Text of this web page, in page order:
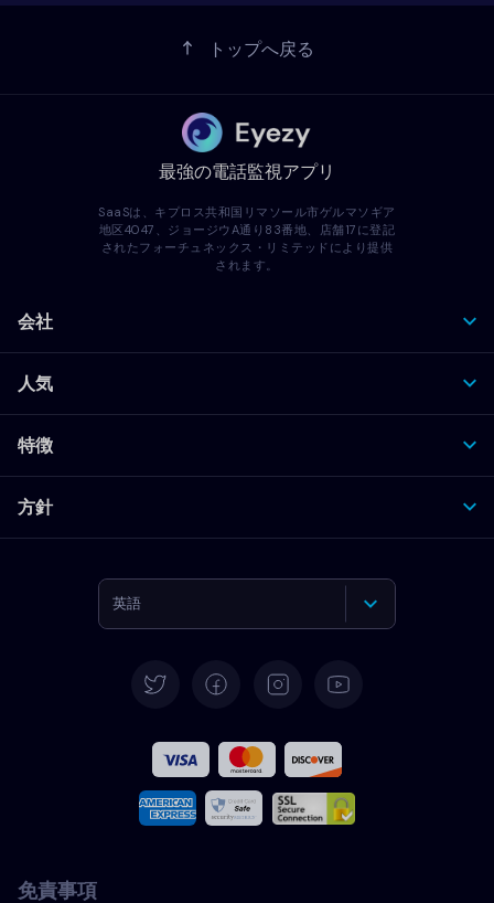
トップへ戻る
最強の電話監視アプリ
SaaSは、キプロス共和国リマソール市ゲルマソギア
地区4047、ジョージウA通り83番地、店舗17に登記
されたフォーチュネックス・リミテッドにより提供
されます。
会社
人気
特徴
方針
英語
フランス語
イタリア語
免責事項